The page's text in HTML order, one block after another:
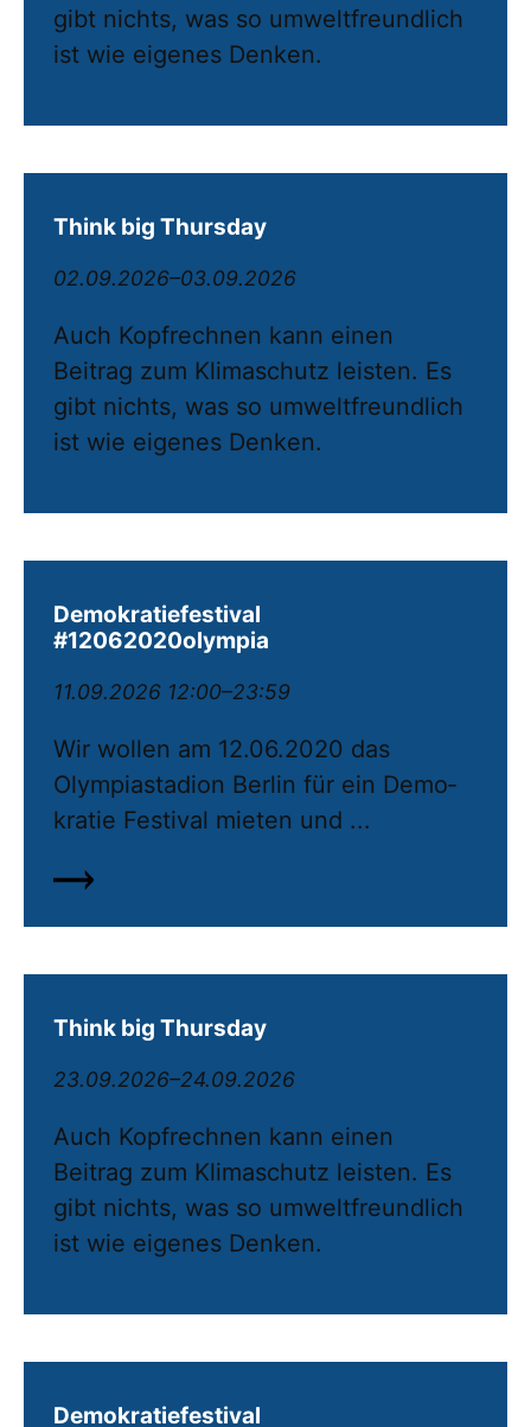
gibt nichts, was so umweltfreundlich
ist wie eigenes Denken.
Think big Thursday
02.09.2026–03.09.2026
Auch Kopfrechnen kann einen
Beitrag zum Klimaschutz leisten. Es
gibt nichts, was so umweltfreundlich
ist wie eigenes Denken.
Demokratiefestival
#12062020olympia
11.09.2026 12:00–23:59
Wir wollen am 12.06.2020 das
Olympiastadion Berlin für ein De­mo­
kratie Festival mieten und ...
Think big Thursday
23.09.2026–24.09.2026
Auch Kopfrechnen kann einen
Beitrag zum Klimaschutz leisten. Es
gibt nichts, was so umweltfreundlich
ist wie eigenes Denken.
Demokratiefestival